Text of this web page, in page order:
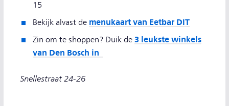
15
Bekijk alvast de menukaart van Eetbar DIT
Zin om te shoppen? Duik de 3 leukste winkels
van Den Bosch in
Snellestraat 24-26